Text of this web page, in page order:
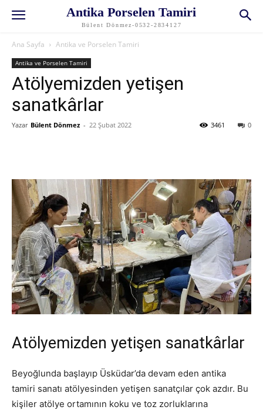
Antika Porselen Tamiri
Bülent Dönmez-0532-2834127
Ana Sayfa Antika ve Porselen Tamiri
Antika ve Porselen Tamiri
Atölyemizden yetişen
sanatkârlar
Yazar Bülent Dönmez - 22 Şubat 2022 0
3461
Atölyemizden yetişen sanatkârlar
Beyoğlunda başlayıp Üsküdar’da devam eden antika
tamiri sanatı atölyesinden yetişen sanatçılar çok azdır. Bu
kişiler atölye ortamının koku ve toz zorluklarına